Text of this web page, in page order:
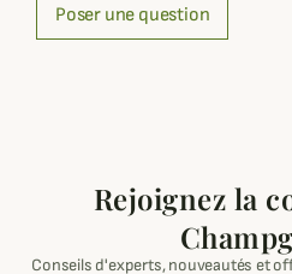
Poser une question
Rejoignez la
Conseils d'experts, nouveautés et